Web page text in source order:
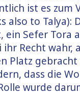
ist es zum
also to
ein Sefer Tora
ihr Recht wahr,
Platz gebracht
dass die
wurde